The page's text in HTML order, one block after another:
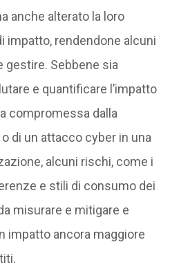
anche alterato la loro
impatto, rendendone alcuni
gestire. Sebbene sia
e quantificare l’impatto
compromessa dalla
di un attacco cyber in una
alcuni rischi, come i
e stili di consumo dei
misurare e mitigare e
impatto ancora maggiore